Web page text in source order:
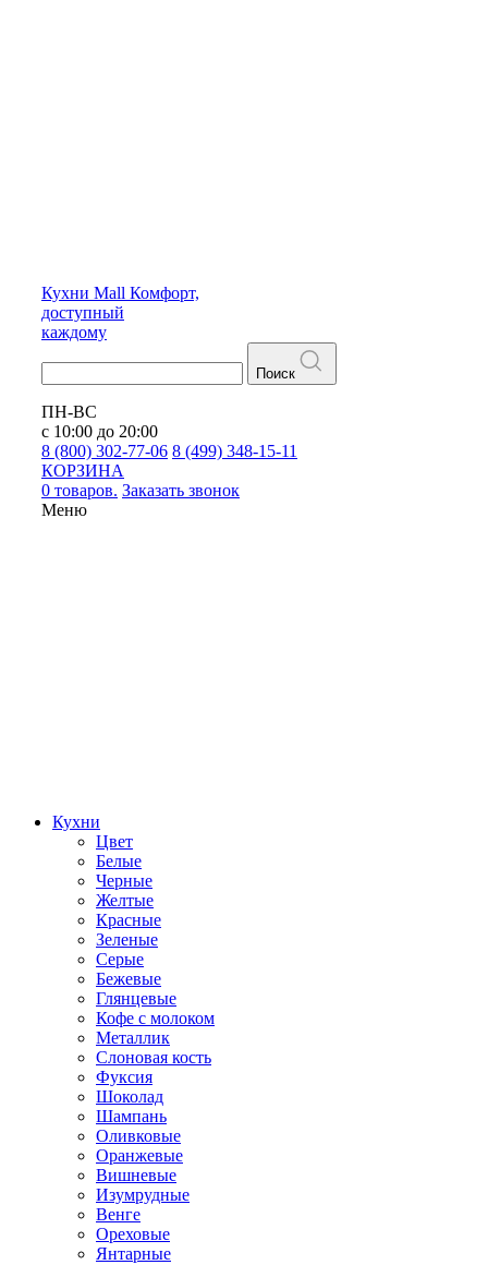
Кухни Mall Комфорт,
доступный
каждому
Поиск
ПН-ВС
с 10:00 до 20:00
8 (800) 302-77-06 8 (499) 348-15-11
КОРЗИНА
0 товаров. Заказать звонок
Меню
Кухни
Цвет
Белые
Черные
Желтые
Красные
Зеленые
Серые
Бежевые
Глянцевые
Кофе с молоком
Металлик
Слоновая кость
Фуксия
Шоколад
Шампань
Оливковые
Оранжевые
Вишневые
Изумрудные
Венге
Ореховые
Янтарные